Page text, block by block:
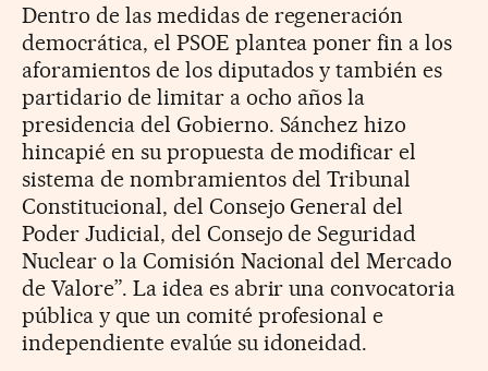
Dentro de las medidas de regeneración
democrática, el PSOE plantea poner fin a los
aforamientos de los diputados y también es
partidario de limitar a ocho años la
presidencia del Gobierno. Sánchez hizo
hincapié en su propuesta de modificar el
sistema de nombramientos del Tribunal
Constitucional, del Consejo General del
Poder Judicial, del Consejo de Seguridad
Nuclear o la Comisión Nacional del Mercado
de Valore”. La idea es abrir una convocatoria
pública y que un comité profesional e
independiente evalúe su idoneidad.